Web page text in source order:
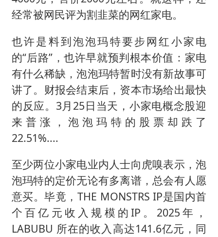
经常被网民评为割韭菜的网红家电。
也许是料到泡泡玛特要步网红小家电
的“后路”，也许早就预判根本价值：家电
有什么稀缺，泡泡玛特暂时没有新故事可
讲了。财报会结束后，资本市场给出最快
的反应。3月25日当天，小家电概念股迎
来普涨，泡泡玛特的股票却跌了
22.51%....
至少两位小家电业内人士向虎嗅表示，泡
泡玛特的定价无论有多离谱，总会有人愿
意买。毕竟，THE MONSTRS IP是国内首
个百亿元收入规模的IP。2025年，
LABUBU 所在的收入高达141.6亿元，同